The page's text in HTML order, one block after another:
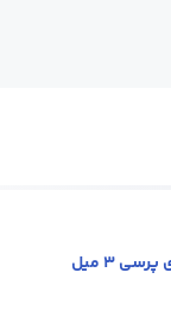
3 میل